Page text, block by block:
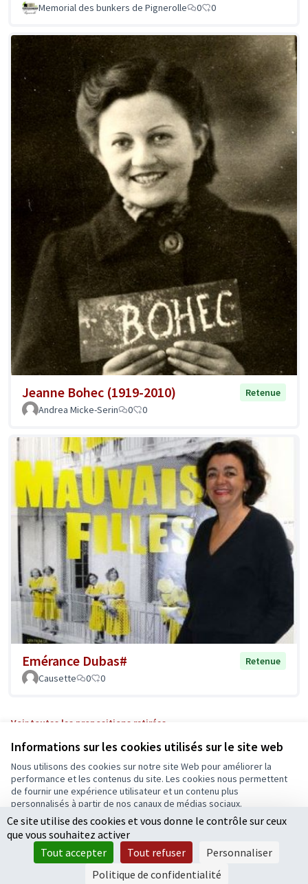
Informations sur les cookies utilisés sur le site web
Nous utilisons des cookies sur notre site Web pour améliorer la
performance et les contenus du site. Les cookies nous permettent
de fournir une expérience utilisateur et un contenu plus
personnalisés à partir de nos canaux de médias sociaux.
Tout accepter
Accepter seulement les cookies essentiels
Paramètres
Memorial des bunkers de Pignerolle 0 0
Jeanne Bohec (1919-2010)
Retenue
Andrea Micke-Serin
0 0
Emérance Dubas#
Retenue
Causette
0 0
Voir toutes les propositions retirées
Conditions d'utilisation
Paramètres des cookies
Ecrivons Angers sur X
(Lien externe)
Ecrivons Angers sur Facebook
(Lien externe)
logiciel libre Decidim
(Lien externe)
.
Licence
(Lien
Ce site utilise des cookies et vous donne le contrôle sur ceux
que vous souhaitez activer
Tout accepter
Tout refuser
Personnaliser
Politique de confidentialité